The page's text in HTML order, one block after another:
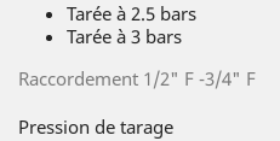
Tarée à 2.5 bars
Tarée à 3 bars
Raccordement 1/2" F -3/4" F
Pression de tarage